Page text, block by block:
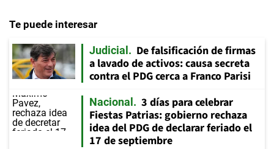
Te puede interesar
Judicial
De falsificación de firmas
a lavado de activos: causa secreta
contra el PDG cerca a Franco Parisi
Nacional
3 días para celebrar
Fiestas Patrias: gobierno rechaza
idea del PDG de declarar feriado el
17 de septiembre